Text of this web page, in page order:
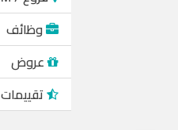
وظائف
عروض
تقييمات